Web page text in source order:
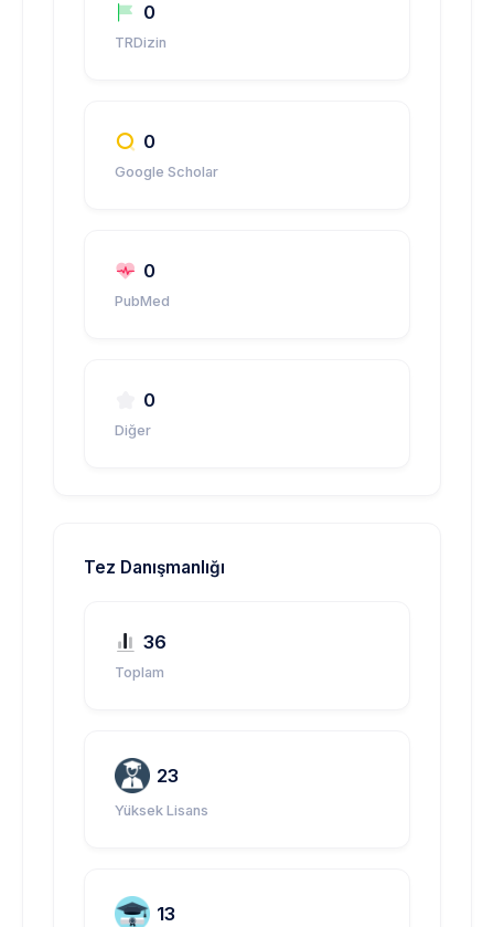
0
TRDizin
0
Google Scholar
0
PubMed
0
Diğer
Tez Danışmanlığı
36
Toplam
23
Yüksek Lisans
13